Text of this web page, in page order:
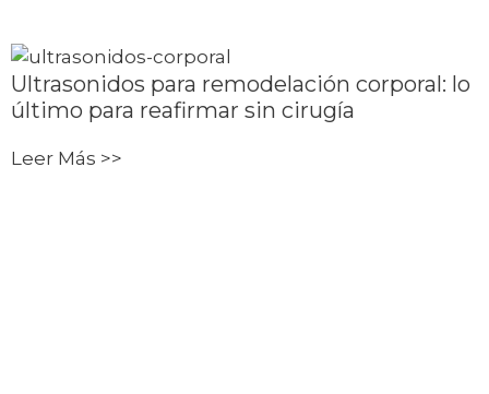
Ultrasonidos para remodelación corporal: lo
último para reafirmar sin cirugía
Leer Más >>